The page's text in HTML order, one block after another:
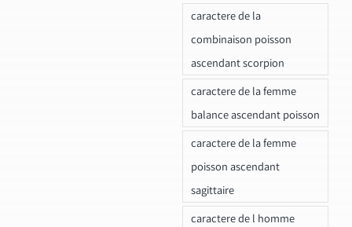
caractere de la
combinaison poisson
ascendant scorpion
caractere de la femme
balance ascendant poisson
caractere de la femme
poisson ascendant
sagittaire
caractere de l homme